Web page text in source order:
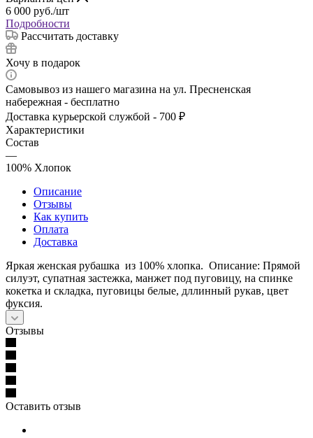
6 000 руб./шт
Подробности
Рассчитать доставку
Хочу в подарок
Самовывоз из нашего магазина на ул. Пресненская
набережная - бесплатно
Доставка курьерской службой - 700 ₽
Характеристики
Состав
—
100% Хлопок
Описание
Отзывы
Как купить
Оплата
Доставка
Яркая женская рубашка из 100% хлопка. Описание: Прямой
силуэт, супатная застежка, манжет под пуговицу, на спинке
кокетка и складка, пуговицы белые, дллинный рукав, цвет
фуксия.
Отзывы
Оставить отзыв